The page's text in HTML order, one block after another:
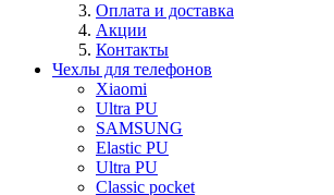
Оплата и доставка
Акции
Контакты
Чехлы для телефонов
Xiaomi
Ultra PU
SAMSUNG
Elastic PU
Ultra PU
Classic pocket